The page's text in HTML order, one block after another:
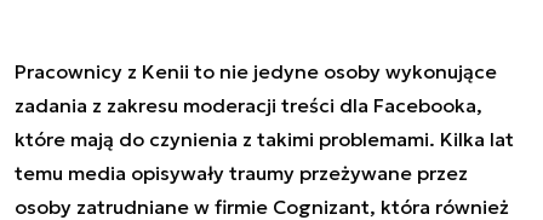
Pracownicy z Kenii to nie jedyne osoby wykonujące
zadania z zakresu moderacji treści dla Facebooka,
które mają do czynienia z takimi problemami. Kilka lat
temu media opisywały traumy przeżywane przez
osoby zatrudniane w firmie Cognizant, która również